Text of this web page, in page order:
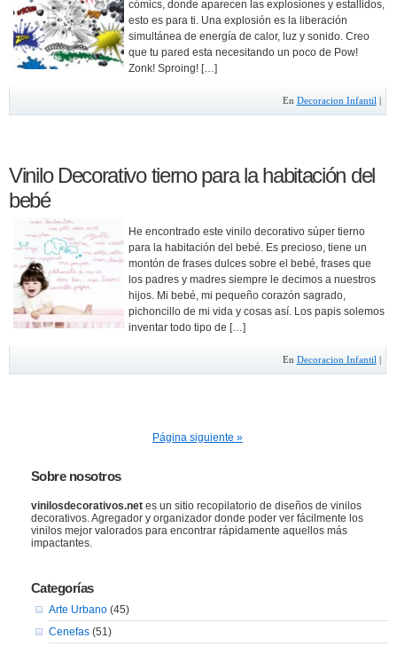
cómics, donde aparecen las explosiones y estallidos,
esto es para ti. Una explosión es la liberación
simultánea de energía de calor, luz y sonido. Creo
que tu pared esta necesitando un poco de Pow!
Zonk! Sproing! […]
En Decoracion Infantil
Vinilo Decorativo tierno para la habitación del
bebé
He encontrado este vinilo decorativo súper tierno
para la habitación del bebé. Es precioso, tiene un
montón de frases dulces sobre el bebé, frases que
los padres y madres siempre le decimos a nuestros
hijos. Mi bebé, mi pequeño corazón sagrado,
pichoncillo de mi vida y cosas así. Los papis solemos
inventar todo tipo de […]
En Decoracion Infantil
Página siguiente »
Sobre nosotros
vinilosdecorativos.netes un sitio recopilatorio de diseños de vinilos
decorativos. Agregador y organizador donde poder ver fácilmente los
vinilos mejor valorados para encontrar rápidamente aquellos más
impactantes.
Categorías
Arte Urbano(45)
Cenefas(51)